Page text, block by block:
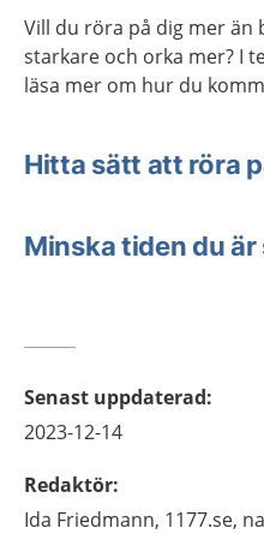
Vill du röra på dig mer än
starkare och orka mer? I
läsa mer om hur du
Hitta sätt att röra
Minska tiden du är
Senast uppdaterad:
2023-12-14
Redaktör:
Ida Friedmann, 1177.se,